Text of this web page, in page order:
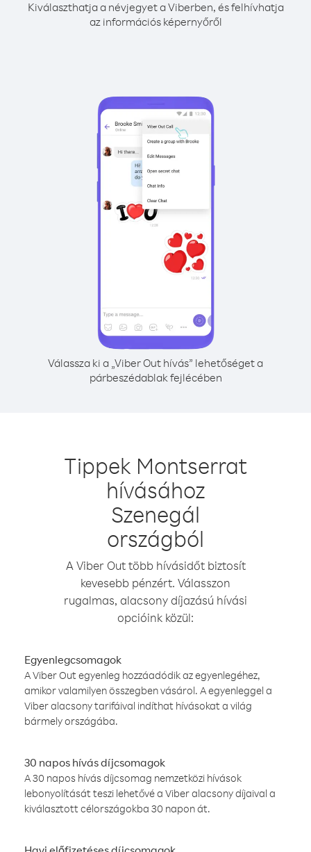
Kiválaszthatja a névjegyet a Viberben, és felhívhatja
az információs képernyőről
Válassza ki a „Viber Out hívás” lehetőséget a
párbeszédablak fejlécében
Tippek Montserrat
hívásához
Szenegál
országból
A Viber Out több hívásidőt biztosít
kevesebb pénzért. Válasszon
rugalmas, alacsony díjazású hívási
opcióink közül:
Egyenlegcsomagok
A Viber Out egyenleg hozzáadódik az egyenlegéhez,
amikor valamilyen összegben vásárol. A egyenleggel a
Viber alacsony tarifáival indíthat hívásokat a világ
bármely országába.
30 napos hívás díjcsomagok
A 30 napos hívás díjcsomag nemzetközi hívások
lebonyolítását teszi lehetővé a Viber alacsony díjaival a
kiválasztott célországokba 30 napon át.